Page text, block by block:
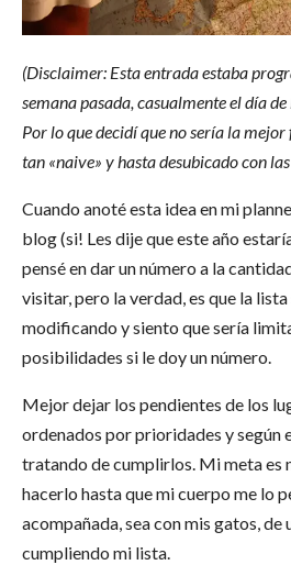
(Disclaimer: Esta entrada estaba
semana pasada, casualmente el día
Por lo que decidí que no sería la
tan «naive» y hasta desubicado con
Cuando anoté esta idea en mi
blog (si! Les dije que este año
pensé en dar un número a la
visitar, pero la verdad, es que la
modificando y siento que sería
posibilidades si le doy un número.
Mejor dejar los pendientes de los
ordenados por prioridades y según
tratando de cumplirlos. Mi meta es
hacerlo hasta que mi cuerpo me lo
acompañada, sea con mis gatos,
cumpliendo mi lista.